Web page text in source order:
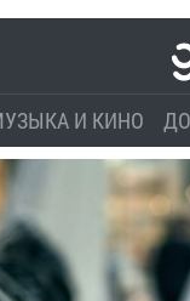
И КИНО